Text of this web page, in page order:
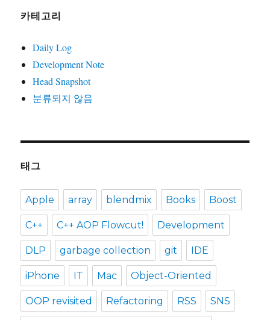
카테고리
Daily Log
Development Note
Head Snapshot
분류되지 않음
태그
Apple array blendmix Books Boost
C++ C++ AOP Flowcut! Development
DLP garbage collection git IDE
iPhone IT Mac Object-Oriented
OOP revisited Refactoring RSS SNS